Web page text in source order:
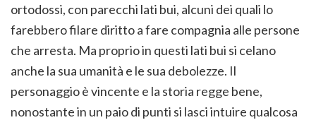
ortodossi, con parecchi lati bui, alcuni dei quali lo
farebbero filare diritto a fare compagnia alle persone
che arresta. Ma proprio in questi lati bui si celano
anche la sua umanità e le sua debolezze. Il
personaggio è vincente e la storia regge bene,
nonostante in un paio di punti si lasci intuire qualcosa